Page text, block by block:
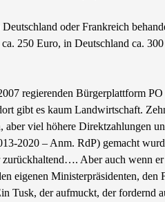
oder Frankreich
250 Euro, in Deutschland ca.
regierenden Bürgerplattform
gibt es kaum Landwirtschaft.
viel höhere Direktzahlungen
2020 – Anm. RdP) gemacht
Aber auch wenn
Ministerpräsidenten,
Tusk, der aufmuckt, der